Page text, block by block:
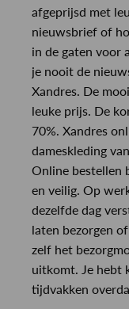
afgeprijsd met
nieuwsbrief of
in de gaten voor
je nooit de
Xandres. De
leuke prijs. De
70%. Xandres
dameskleding
Online bestellen
en veilig. Op
dezelfde dag
laten bezorgen
zelf het
uitkomt. Je hebt
tijdvakken